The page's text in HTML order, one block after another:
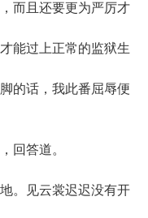
而且还要更为严厉才
能过上正常的监狱生
的话，我此番屈辱便
回答道。
。见云裳迟迟没有开